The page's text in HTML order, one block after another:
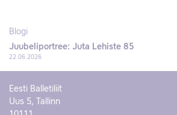
Blogi
Juubeliportree: Juta Lehiste 85
22.06.2026
Eesti Balletiliit
Uus 5, Tallinn